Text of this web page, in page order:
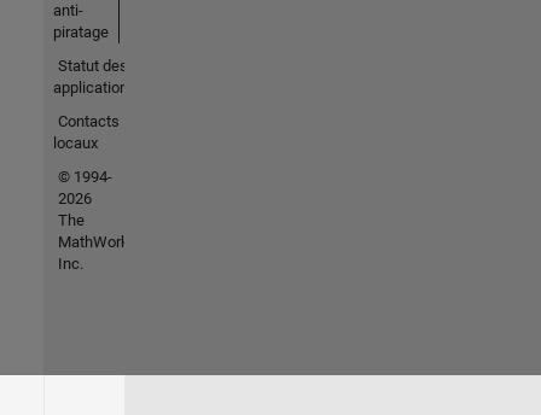
anti-
piratage
Statut des
applications
Contacts
locaux
© 1994-
2026
The
MathWorks,
Inc.